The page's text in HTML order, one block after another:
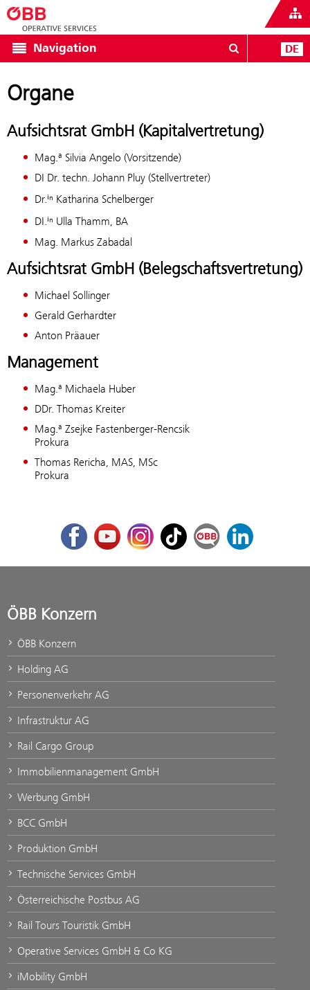
Navigation DE
Organe
Aufsichtsrat GmbH (Kapitalvertretung)
Mag.ª Silvia Angelo (Vorsitzende)
DI Dr. techn. Johann Pluy (Stellvertreter)
Dr.ⁱⁿ Katharina Schelberger
DI.ⁱⁿ Ulla Thamm, BA
Mag. Markus Zabadal
Aufsichtsrat GmbH (Belegschaftsvertretung)
Michael Sollinger
Gerald Gerhardter
Anton Präauer
Management
Mag.ª Michaela Huber
DDr. Thomas Kreiter
Mag.ª Zsejke Fastenberger-Rencsik
Prokura
Thomas Rericha, MAS, MSc
Prokura
FacebookYoutubeInstagram
TikTok ÖBB Corporate Blog
LinkedIn
ÖBB Konzern
ÖBB Konzern
Holding AG
Personenverkehr AG
Infrastruktur AG
Rail Cargo Group
Immobilienmanagement GmbH
Werbung GmbH
BCC GmbH
Produktion GmbH
Technische Services GmbH
Österreichische Postbus AG
Rail Tours Touristik GmbH
Operative Services GmbH & Co KG
iMobility GmbH